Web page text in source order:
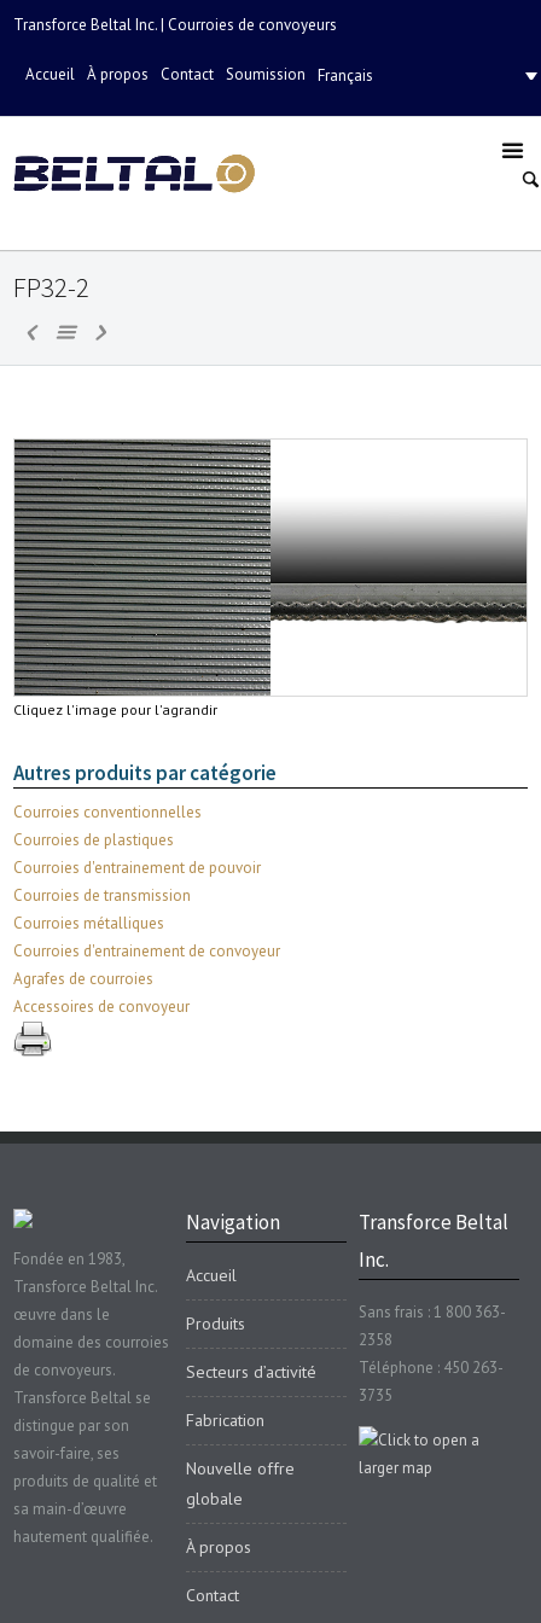
Transforce Beltal Inc. | Courroies de convoyeurs
Accueil À propos Contact Soumission Français
FP32-2
Cliquez l'image pour l'agrandir
Autres produits par catégorie
Courroies conventionnelles
Courroies de plastiques
Courroies d'entrainement de pouvoir
Courroies de transmission
Courroies métalliques
Courroies d'entrainement de convoyeur
Agrafes de courroies
Accessoires de convoyeur
Fondée en 1983,
Transforce Beltal Inc.
œuvre dans le
domaine des courroies
de convoyeurs.
Transforce Beltal se
distingue par son
savoir-faire, ses
produits de qualité et
sa main-d’œuvre
hautement qualifiée.
Navigation
Accueil
Produits
Secteurs d’activité
Fabrication
Nouvelle offre
globale
À propos
Contact
Transforce Beltal
Inc.
Sans frais : 1 800 363-
2358
Téléphone : 450 263-
3735